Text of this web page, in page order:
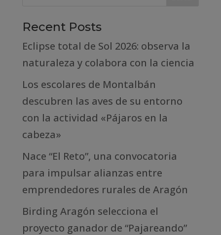
Recent Posts
Eclipse total de Sol 2026: observa la
naturaleza y colabora con la ciencia
Los escolares de Montalbán
descubren las aves de su entorno
con la actividad «Pájaros en la
cabeza»
Nace “El Reto”, una convocatoria
para impulsar alianzas entre
emprendedores rurales de Aragón
Birding Aragón selecciona el
proyecto ganador de “Pajareando”